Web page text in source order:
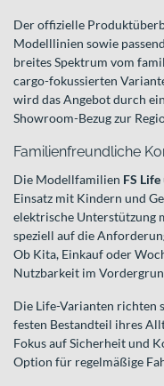
Der offizielle
Modelllinien sowie
breites Spektrum vom
cargo-fokussierten
wird das Angebot durch
Showroom-Bezug zur
Familienfreundliche
Die Modellfamilien FS Life
Einsatz mit Kindern und
elektrische Unterstützung
speziell auf die
Ob Kita, Einkauf oder
Nutzbarkeit im
Die Life-Varianten richten
festen Bestandteil ihres
Fokus auf Sicherheit und
Option für regelmäßige